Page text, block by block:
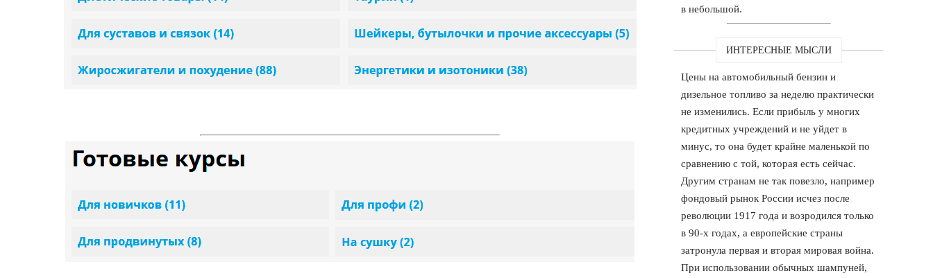
в небольшой.
ИНТЕРЕСНЫЕ МЫСЛИ
Цены на автомобильный бензин и
дизельное топливо за неделю практически
не изменились. Если прибыль у многих
кредитных учреждений и не уйдет в
минус, то она будет крайне маленькой по
сравнению с той, которая есть сейчас.
Другим странам не так повезло, например
фондовый рынок России исчез после
революции 1917 года и возродился только
в 90-х годах, а европейские страны
затронула первая и вторая мировая война.
При использовании обычных шампуней,